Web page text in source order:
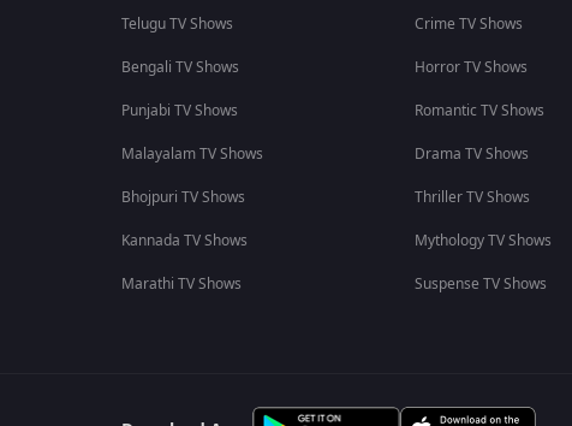
Telugu TV Shows
Bengali TV Shows
Punjabi TV Shows
Malayalam TV Shows
Bhojpuri TV Shows
Kannada TV Shows
Marathi TV Shows
Crime TV Shows
Horror TV Shows
Romantic TV Shows
Drama TV Shows
Thriller TV Shows
Mythology TV Shows
Suspense TV Shows